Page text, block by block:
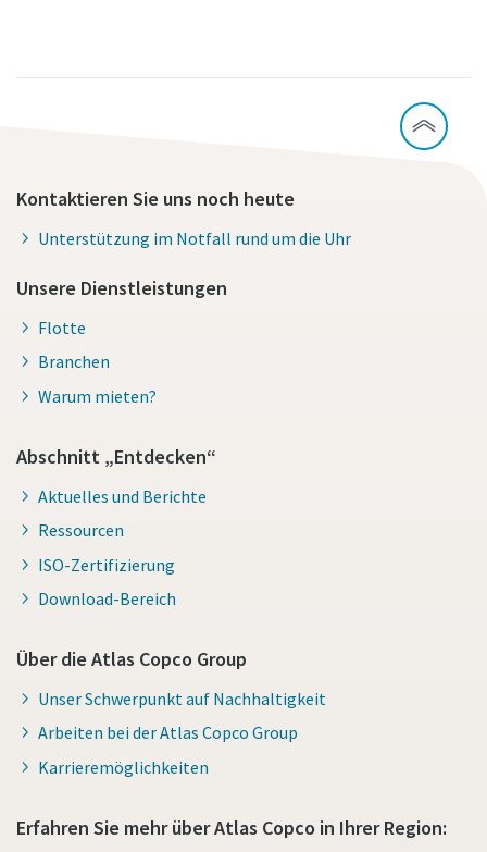
Kontaktieren Sie uns noch heute
Unterstützung im Notfall rund um die Uhr
Unsere Dienstleistungen
Flotte
Branchen
Warum mieten?
Abschnitt „Entdecken“
Aktuelles und Berichte
Ressourcen
ISO-Zertifizierung
Download-Bereich
Über die Atlas Copco Group
Unser Schwerpunkt auf Nachhaltigkeit
Arbeiten bei der Atlas Copco Group
Karrieremöglichkeiten
Erfahren Sie mehr über Atlas Copco in Ihrer Region: